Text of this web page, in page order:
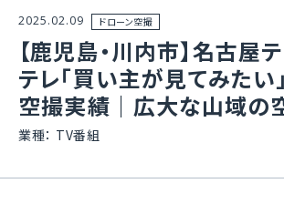
2025.02.09 ドローン空撮
【鹿児島・川内市】名古屋
テレ「買い主が見てみたい
空撮実績｜広大な山域の
業種： TV番組